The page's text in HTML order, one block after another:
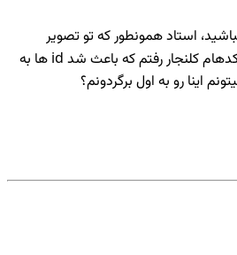
استاد همونطور که تو تصویر
مشاهده میکنید من یکم با کدهام کلنجار رفتم که باعث شد id ها به
اینا رو به اول برگردونم؟